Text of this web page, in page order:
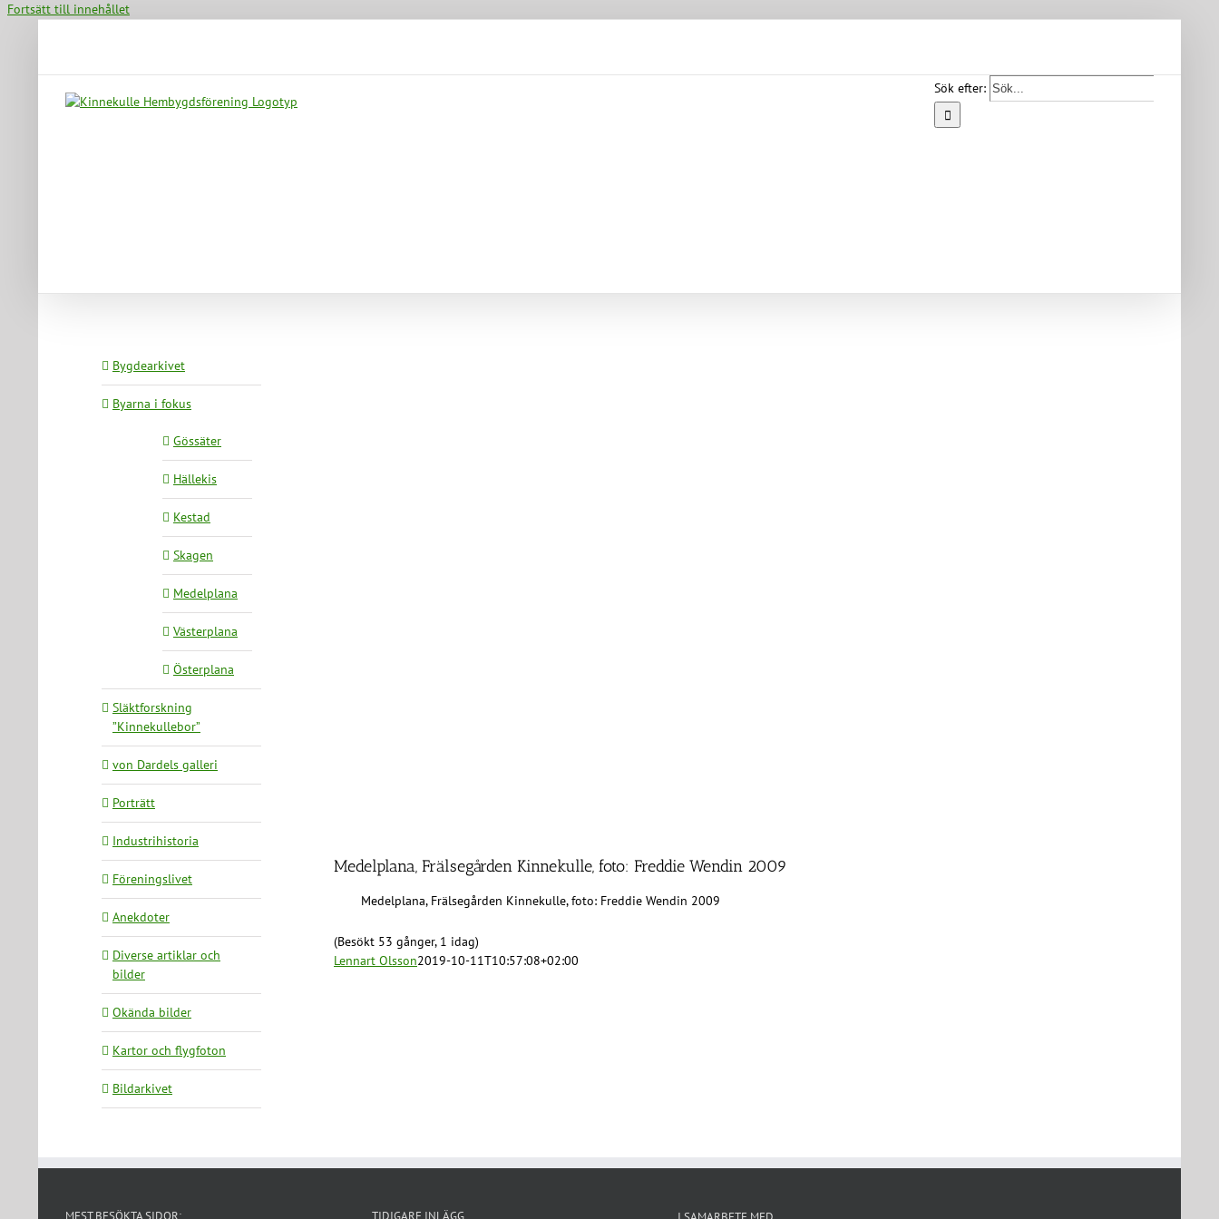
Fortsätt till innehållet
Sök efter:
Medelplana, Frälsegården Kinnekulle, foto: Freddie Wendin 2009
Medelplana, Frälsegården Kinnekulle, foto: Freddie Wendin 2009
(Besökt 53 gånger, 1 idag)
Lennart Olsson2019-10-11T10:57:08+02:00
Bygdearkivet
Byarna i fokus
Gössäter
Hällekis
Kestad
Skagen
Medelplana
Västerplana
Österplana
Släktforskning
”Kinnekullebor”
von Dardels galleri
Porträtt
Industrihistoria
Föreningslivet
Anekdoter
Diverse artiklar och
bilder
Okända bilder
Kartor och flygfoton
Bildarkivet
MEST BESÖKTA SIDOR: TIDIGARE INLÄGG